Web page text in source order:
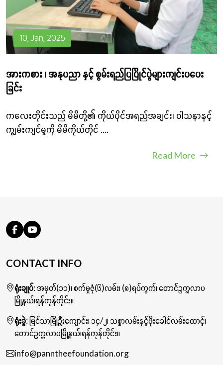
10, Jan, 2025
အားကစား ၊ အနုပညာ နှင့် စွမ်းရည်ပြပြိုင်ပွဲများကျင်းပပေး
ခြင်း
ကလေးတိုင်းသည် မိမိတို့၏ ကိုယ်ပိုင်အရည်အချင်း၊ ဝါသနာနှင့်
ကျွမ်းကျင်မှုကို မိမိကိုယ်တိုင် ....
Read More
CONTACT INFO
ရုံးချုပ်: အမှတ်(၁၁)၊ စက်မှုဇုံ(၆)လမ်း၊ (၈)ရပ်ကွက်၊ တောင်ဥက္ကလာပ
မြို့နယ်၊ရန်ကုန်တိုင်း။
ရုံးခွဲ: မြင်သာမြို့ဦးကျောင်း၊ ၁၄/၂၊ သစ္စာလမ်းနှင့်ဖိုးခေါင်လမ်းထောင့်၊
တောင်ဥက္ကလာပမြို့နယ်၊ရန်ကုန်တိုင်း။
info@panntheefoundation.org